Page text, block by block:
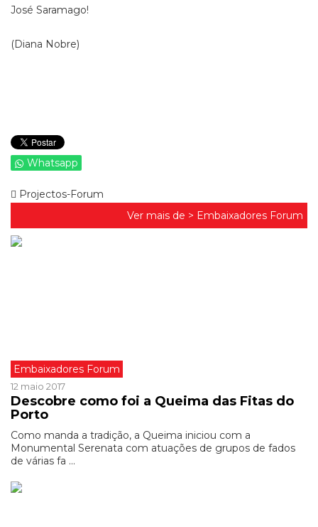
José Saramago!
(Diana Nobre)
Whatsapp
Projectos-Forum
Ver mais de > Embaixadores Forum
Embaixadores Forum
12 maio 2017
Descobre como foi a Queima das Fitas do
Porto
Como manda a tradição, a Queima iniciou com a
Monumental Serenata com atuações de grupos de fados
de várias fa ...